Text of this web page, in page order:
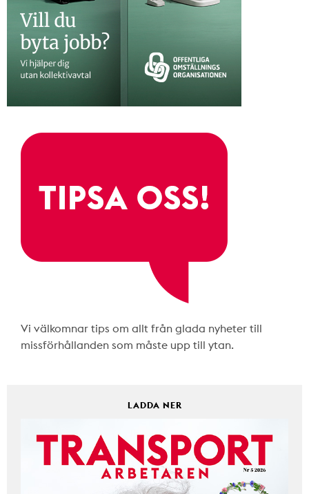
Vi välkomnar tips om allt från glada nyheter till
missförhållanden som måste upp till ytan.
LADDA NER